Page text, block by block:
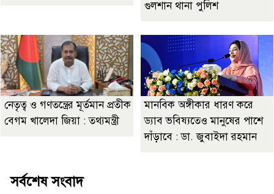
গুলশান থানা পুলিশ
নেতৃত্ব ও গণতন্ত্রের মূর্তমান প্রতীক
বেগম খালেদা জিয়া : তথ্যমন্ত্রী
মানবিক অঙ্গীকার ধারণ করে
ড্যাব ভবিষ্যতেও মানুষের পাশে
দাঁড়াবে : ডা. জুবাইদা রহমান
সর্বশেষ সংবাদ